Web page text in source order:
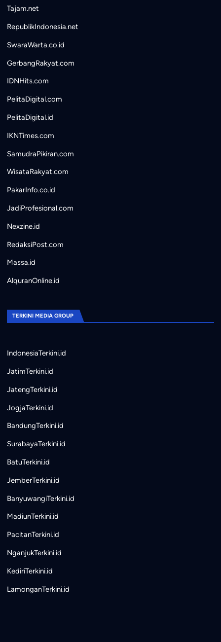
Tajam.net
RepublikIndonesia.net
SwaraWarta.co.id
GerbangRakyat.com
IDNHits.com
PelitaDigital.com
PelitaDigital.id
IKNTimes.com
SamudraPikiran.com
WisataRakyat.com
PakarInfo.co.id
JadiProfesional.com
Nexzine.id
RedaksiPost.com
Massa.id
AlquranOnline.id
TERKINI MEDIA GROUP
IndonesiaTerkini.id
JatimTerkini.id
JatengTerkini.id
JogjaTerkini.id
BandungTerkini.id
SurabayaTerkini.id
BatuTerkini.id
JemberTerkini.id
BanyuwangiTerkini.id
MadiunTerkini.id
PacitanTerkini.id
NganjukTerkini.id
KediriTerkini.id
LamonganTerkini.id